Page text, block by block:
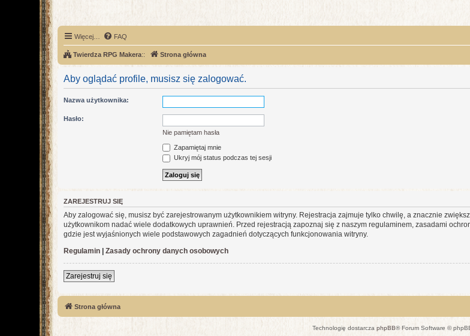
Więcej… FAQ
Twierdza RPG Makera:: Strona główna
Aby oglądać profile, musisz się zalogować.
Nazwa użytkownika:
Hasło:
Nie pamiętam hasła
Zapamiętaj mnie
Ukryj mój status podczas tej sesji
ZAREJESTRUJ SIĘ
Aby zalogować się, musisz być zarejestrowanym użytkownikiem witryny. Rejestracja zajmuje tylko chwilę, a znacznie
użytkownikom nadać wiele dodatkowych uprawnień. Przed rejestracją zapoznaj się z naszym regulaminem, zasadami
gdzie jest wyjaśnionych wiele podstawowych zagadnień dotyczących funkcjonowania witryny.
Regulamin
Zasady ochrony danych osobowych
Zarejestruj się
Strona główna
Technologię dostarcza phpBB® Forum Software ©